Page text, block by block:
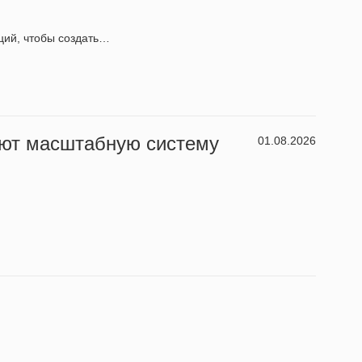
чтобы создать…
масштабную систему 01.08.2026